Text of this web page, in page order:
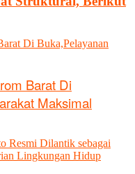
Barat Di
Maksimal